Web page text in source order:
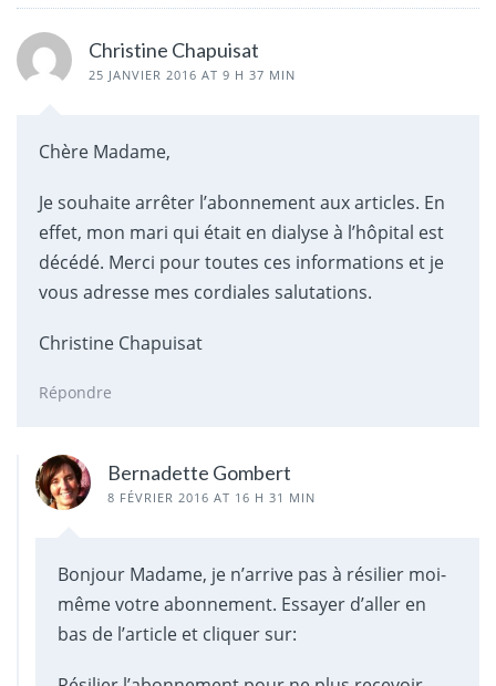
Christine Chapuisat
25 JANVIER 2016 AT 9 H 37 MIN
Chère Madame,
Je souhaite arrêter l’abonnement aux articles. En
effet, mon mari qui était en dialyse à l’hôpital est
décédé. Merci pour toutes ces informations et je
vous adresse mes cordiales salutations.
Christine Chapuisat
Répondre
Bernadette Gombert
8 FÉVRIER 2016 AT 16 H 31 MIN
Bonjour Madame, je n’arrive pas à résilier moi-
même votre abonnement. Essayer d’aller en
bas de l’article et cliquer sur: